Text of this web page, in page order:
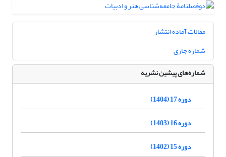
مقالات آماده انتشار
شماره جاری
شماره‌های پیشین نشریه
دوره 17 (1404)
دوره 16 (1403)
دوره 15 (1402)